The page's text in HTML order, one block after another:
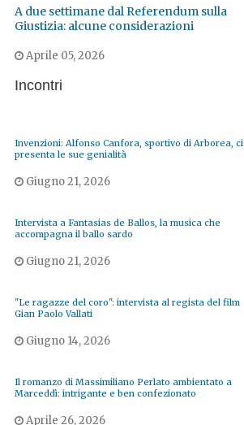
A due settimane dal Referendum sulla
Giustizia: alcune considerazioni
Aprile 05, 2026
Incontri
Invenzioni: Alfonso Canfora, sportivo di Arborea, ci
presenta le sue genialità
Giugno 21, 2026
Intervista a Fantasias de Ballos, la musica che
accompagna il ballo sardo
Giugno 21, 2026
"Le ragazze del coro": intervista al regista del film
Gian Paolo Vallati
Giugno 14, 2026
Il romanzo di Massimiliano Perlato ambientato a
Marceddì: intrigante e ben confezionato
Aprile 26, 2026